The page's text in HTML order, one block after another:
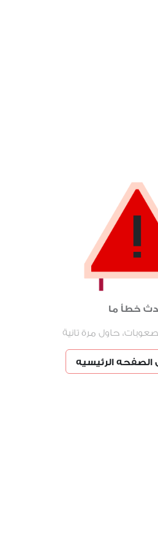
خطأ ما
حاول مرة تانية
الرئيسيه